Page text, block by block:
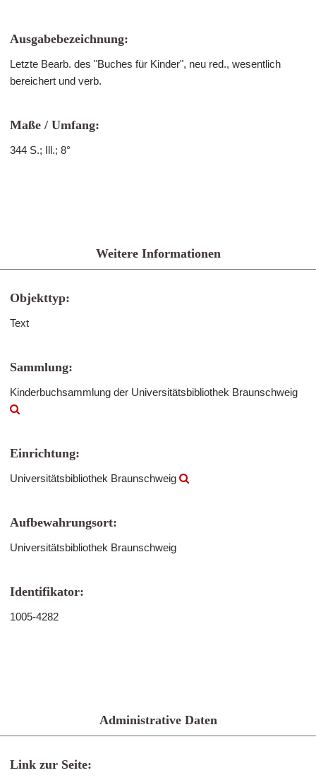
Ausgabebezeichnung:
Letzte Bearb. des "Buches für Kinder", neu red., wesentlich
bereichert und verb.
Maße / Umfang:
344 S.; Ill.; 8°
Weitere Informationen
Objekttyp:
Text
Sammlung:
Kinderbuchsammlung der Universitätsbibliothek Braunschweig
Einrichtung:
Universitätsbibliothek Braunschweig
Aufbewahrungsort:
Universitätsbibliothek Braunschweig
Identifikator:
1005-4282
Administrative Daten
Link zur Seite: